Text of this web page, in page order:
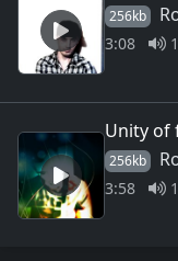
256kb
3:08
Unity of
256kb
3:58